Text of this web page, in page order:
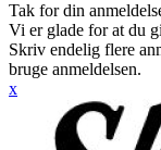
Tak for din
Vi er glade for at du
Skriv endelig flere
bruge anmeldelsen.
x